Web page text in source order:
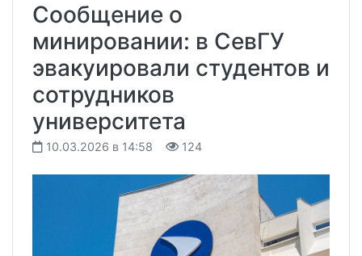
Сообщение о
минировании: в СевГУ
эвакуировали студентов и
сотрудников
университета
10.03.2026 в 14:58 124